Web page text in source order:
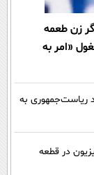
زن طعمه
رجب زاده 6 ماه مشغول «امر به
ریاست‌جمهوری به
در قطعه